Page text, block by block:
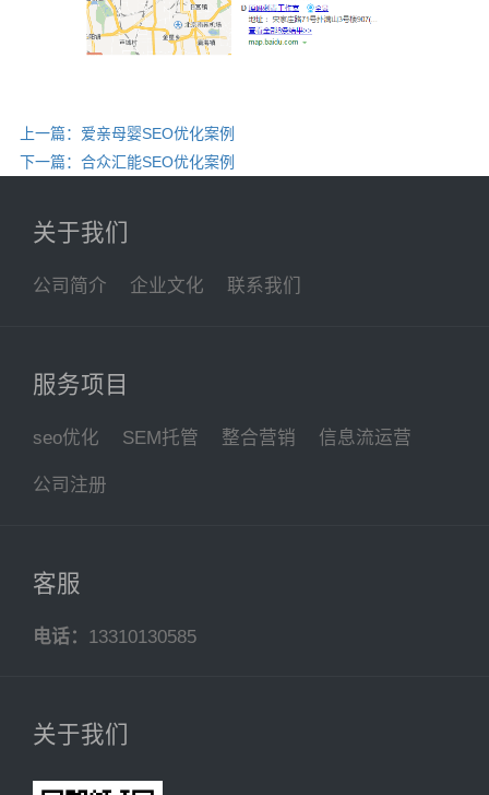
上一篇：爱亲母婴SEO优化案例
下一篇：合众汇能SEO优化案例
关于我们
公司简介 企业文化 联系我们
服务项目
seo优化 SEM托管 整合营销 信息流运营
公司注册
客服
电话： 13310130585
关于我们